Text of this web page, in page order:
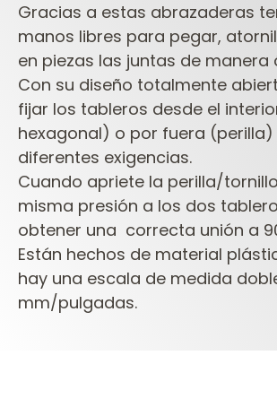
Gracias a estas abrazaderas
manos libres para pegar,
en piezas las juntas de manera
Con su diseño totalmente
fijar los tableros desde el
hexagonal) o por fuera (perilla)
diferentes exigencias.
Cuando apriete la perilla/
misma presión a los dos
obtener una correcta unión a
Están hechos de material
hay una escala de medida
mm/pulgadas.